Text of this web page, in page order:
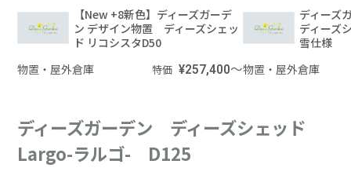
【New +8新色】ディーズガーデ
ン デザイン物置 ディーズシェッ
ド リコシスタD50
物置・屋外倉庫
特価 ¥257,400～
ディーズ
ディーズ
雪仕様
物置・屋外倉庫
ディーズガーデン ディーズシェッド
Largo-ラルゴ- D125